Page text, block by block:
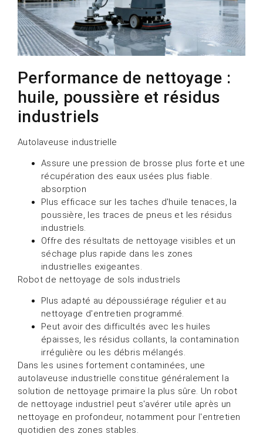
Performance de nettoyage :
huile, poussière et résidus
industriels
Autolaveuse industrielle
Assure une pression de brosse plus forte et une
récupération des eaux usées plus fiable.
absorption
Plus efficace sur les taches d'huile tenaces, la
poussière, les traces de pneus et les résidus
industriels.
Offre des résultats de nettoyage visibles et un
séchage plus rapide dans les zones
industrielles exigeantes.
Robot de nettoyage de sols industriels
Plus adapté au dépoussiérage régulier et au
nettoyage d'entretien programmé.
Peut avoir des difficultés avec les huiles
épaisses, les résidus collants, la contamination
irrégulière ou les débris mélangés.
Dans les usines fortement contaminées, une
autolaveuse industrielle constitue généralement la
solution de nettoyage primaire la plus sûre. Un robot
de nettoyage industriel peut s'avérer utile après un
nettoyage en profondeur, notamment pour l'entretien
quotidien des zones stables.